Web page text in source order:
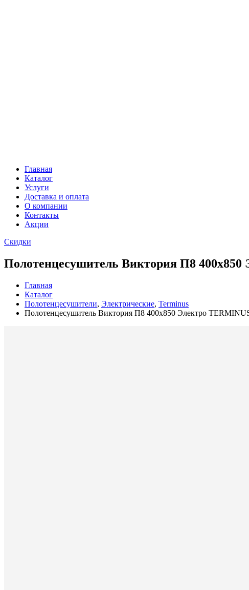
Главная
Каталог
Услуги
Доставка и оплата
О компании
Контакты
Акции
Скидки
Полотенцесушитель Виктория П8 400х850
Главная
Каталог
Полотенцесушители, Электрические, Terminus
Полотенцесушитель Виктория П8 400х850 Электро